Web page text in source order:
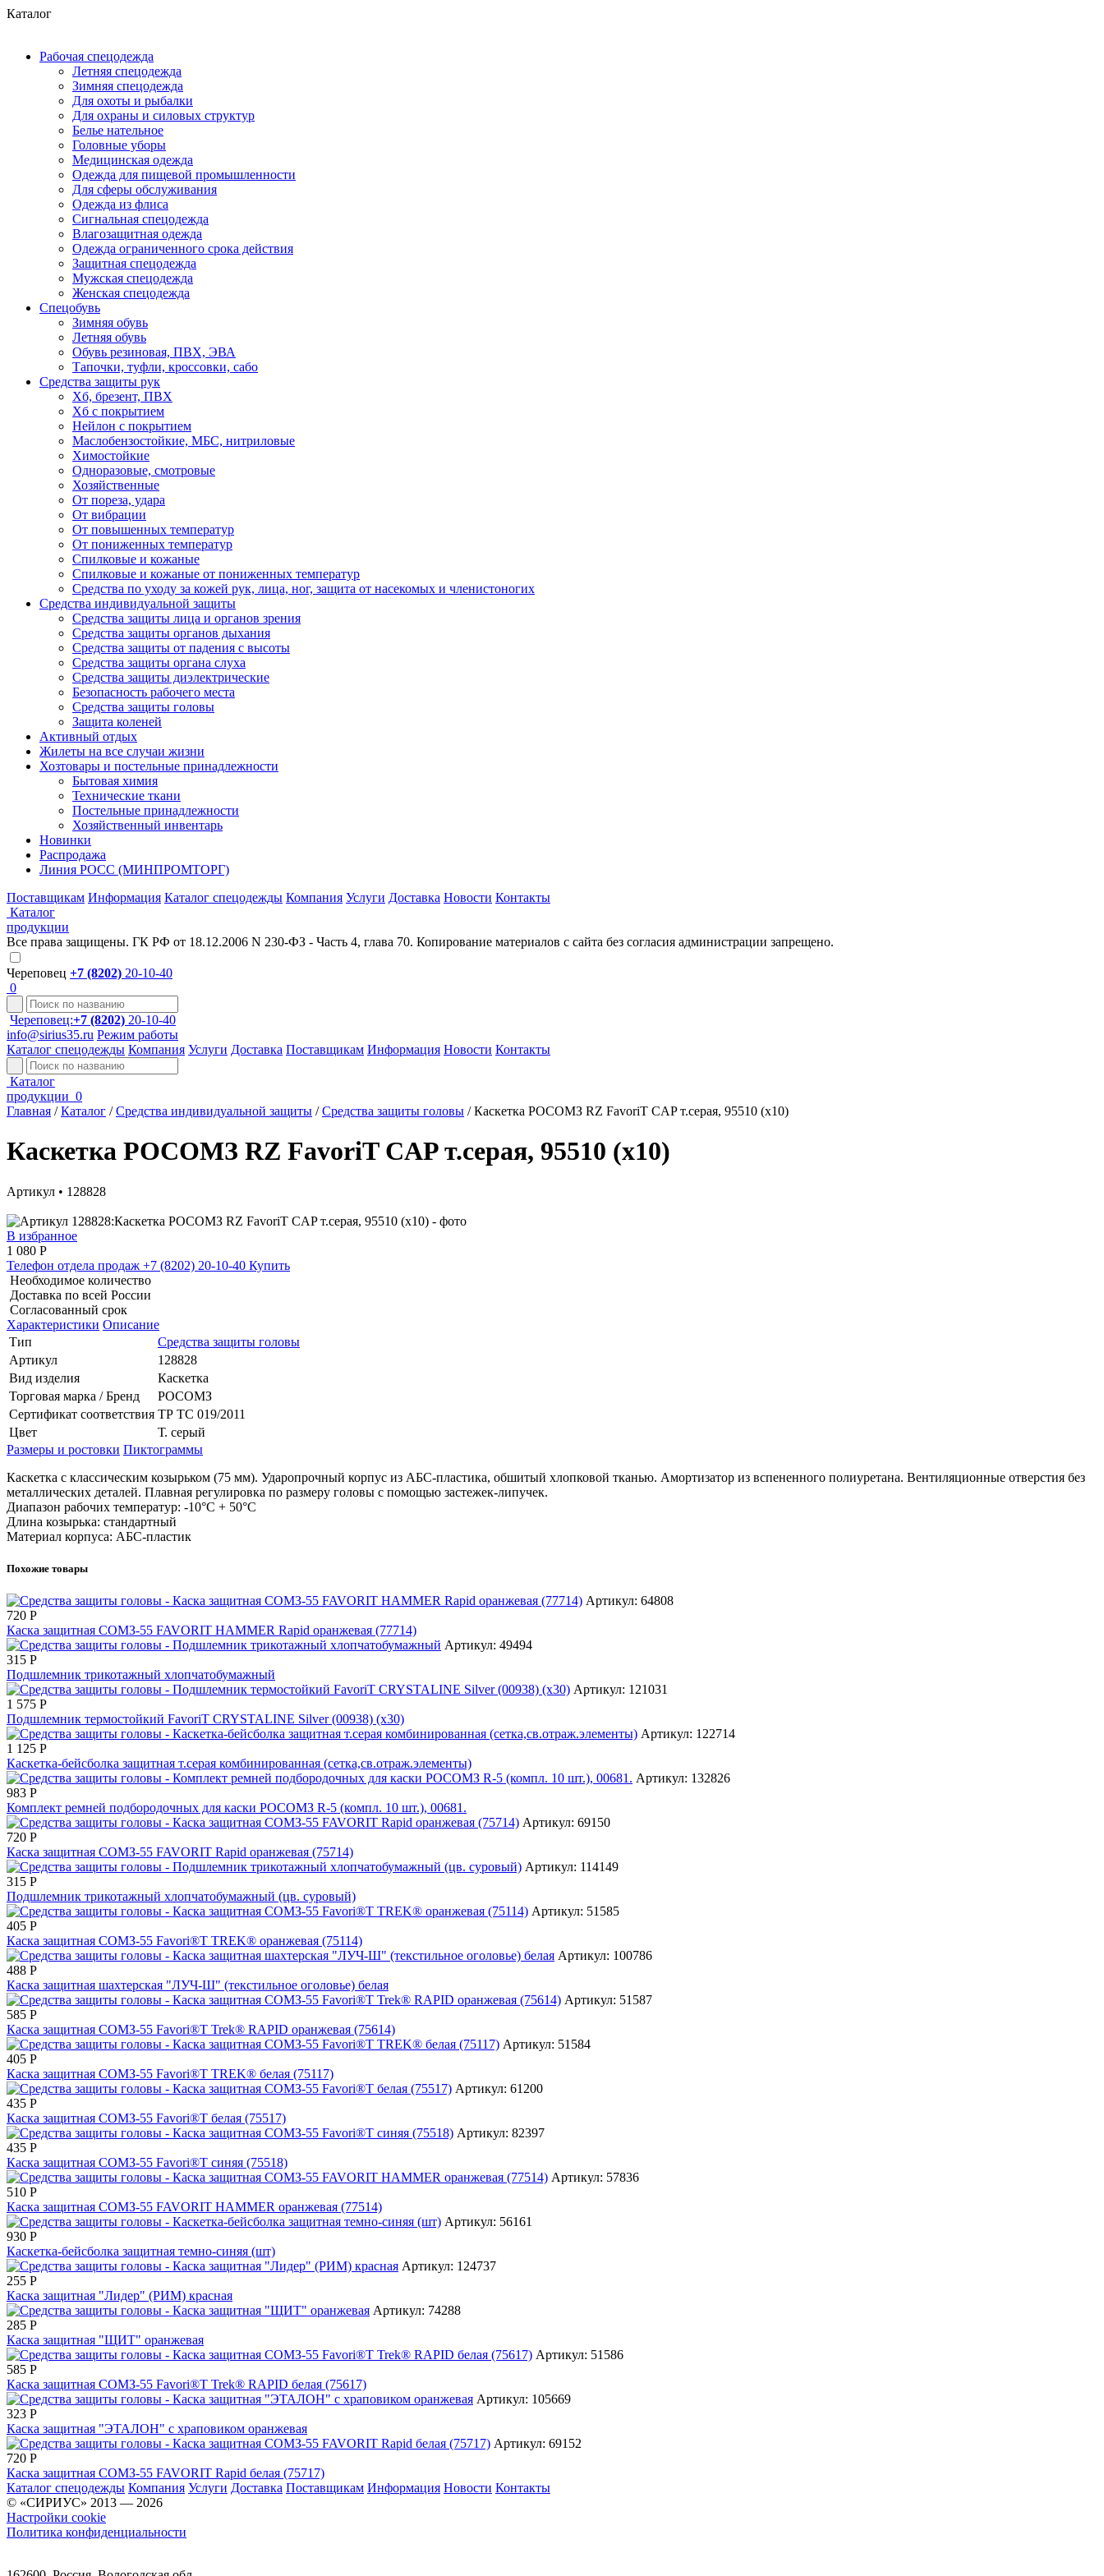
Каталог
Рабочая спецодежда
Летняя спецодежда
Зимняя спецодежда
Для охоты и рыбалки
Для охраны и силовых структур
Белье нательное
Головные уборы
Медицинская одежда
Одежда для пищевой промышленности
Для сферы обслуживания
Одежда из флиса
Сигнальная спецодежда
Влагозащитная одежда
Одежда ограниченного срока действия
Защитная спецодежда
Мужская спецодежда
Женская спецодежда
Спецобувь
Зимняя обувь
Летняя обувь
Обувь резиновая, ПВХ, ЭВА
Тапочки, туфли, кроссовки, сабо
Средства защиты рук
Хб, брезент, ПВХ
Хб с покрытием
Нейлон с покрытием
Маслобензостойкие, МБС, нитриловые
Химостойкие
Одноразовые, смотровые
Хозяйственные
От пореза, удара
От вибрации
От повышенных температур
От пониженных температур
Спилковые и кожаные
Спилковые и кожаные от пониженных температур
Средства по уходу за кожей рук, лица, ног, защита от насекомых и членистоногих
Средства индивидуальной защиты
Средства защиты лица и органов зрения
Средства защиты органов дыхания
Средства защиты от падения с высоты
Средства защиты органа слуха
Средства защиты диэлектрические
Безопасность рабочего места
Средства защиты головы
Защита коленей
Активный отдых
Жилеты на все случаи жизни
Хозтовары и постельные принадлежности
Бытовая химия
Технические ткани
Постельные принадлежности
Хозяйственный инвентарь
Новинки
Распродажа
Линия РОСС (МИНПРОМТОРГ)
Поставщикам Информация Каталог спецодежды Компания Услуги Доставка Новости Контакты
Каталог
продукции
Все права защищены. ГК РФ от 18.12.2006 N 230-ФЗ - Часть 4, глава 70. Копирование материалов с сайта без согласия администрации запрещено.
Череповец +7 (8202) 20-10-40
0
Череповец:+7 (8202) 20-10-40
info@sirius35.ru Режим работы
Каталог спецодежды Компания Услуги Доставка Поставщикам Информация Новости Контакты
Каталог
продукции 0
Главная / Каталог / Средства индивидуальной защиты / Средства защиты головы / Каскетка РОСОМЗ RZ FavoriT CAP т.серая, 95510 (х10)
Каскетка РОСОМЗ RZ FavoriT CAP т.серая, 95510 (х10)
Артикул • 128828
В избранное
1 080 Р
Телефон отдела продаж +7 (8202) 20-10-40 Купить
Необходимое количество
Доставка по всей России
Согласованный срок
Характеристики Описание
Тип
Средства защиты головы
Артикул
128828
Вид изделия
Каскетка
Торговая марка / Бренд
РОСОМЗ
Сертификат соответствия ТР ТС 019/2011
Цвет
Т. серый
Размеры и ростовки Пиктограммы
Каскетка с классическим козырьком (75 мм). Ударопрочный корпус из АБС-пластика, обшитый хлопковой тканью. Амортизатор из вспененного полиуретана. Вентиляционные отверстия без
металлических деталей. Плавная регулировка по размеру головы с помощью застежек-липучек.
Диапазон рабочих температур: -10°C + 50°C
Длина козырька: стандартный
Материал корпуса: АБС-пластик
Похожие товары
Артикул: 64808
720 Р
Каска защитная СОМЗ-55 FAVORIT HAMMER Rapid оранжевая (77714)
Артикул: 49494
315 Р
Подшлемник трикотажный хлопчатобумажный
Артикул: 121031
1 575 Р
Подшлемник термостойкий FavoriT CRYSTALINE Silver (00938) (х30)
Артикул: 122714
1 125 Р
Каскетка-бейсболка защитная т.серая комбинированная (сетка,св.отраж.элементы)
Артикул: 132826
983 Р
Комплект ремней подбородочных для каски РОСОМЗ R-5 (компл. 10 шт.), 00681.
Артикул: 69150
720 Р
Каска защитная СОМЗ-55 FAVORIT Rapid оранжевая (75714)
Артикул: 114149
315 Р
Подшлемник трикотажный хлопчатобумажный (цв. суровый)
Артикул: 51585
405 Р
Каска защитная СОМЗ-55 Favori®T TREK® оранжевая (75114)
Артикул: 100786
488 Р
Каска защитная шахтерская "ЛУЧ-Ш" (текстильное оголовье) белая
Артикул: 51587
585 Р
Каска защитная СОМЗ-55 Favori®T Trek® RAPID оранжевая (75614)
Артикул: 51584
405 Р
Каска защитная СОМЗ-55 Favori®T TREK® белая (75117)
Артикул: 61200
435 Р
Каска защитная СОМЗ-55 Favori®T белая (75517)
Артикул: 82397
435 Р
Каска защитная СОМЗ-55 Favori®T синяя (75518)
Артикул: 57836
510 Р
Каска защитная СОМЗ-55 FAVORIT HAMMER оранжевая (77514)
Артикул: 56161
930 Р
Каскетка-бейсболка защитная темно-синяя (шт)
Артикул: 124737
255 Р
Каска защитная "Лидер" (РИМ) красная
Артикул: 74288
285 Р
Каска защитная "ЩИТ" оранжевая
Артикул: 51586
585 Р
Каска защитная СОМЗ-55 Favori®T Trek® RAPID белая (75617)
Артикул: 105669
323 Р
Каска защитная "ЭТАЛОН" с храповиком оранжевая
Артикул: 69152
720 Р
Каска защитная СОМЗ-55 FAVORIT Rapid белая (75717)
Каталог спецодежды Компания Услуги Доставка Поставщикам Информация Новости Контакты
© «СИРИУС» 2013 — 2026
Настройки cookie
Политика конфиденциальности